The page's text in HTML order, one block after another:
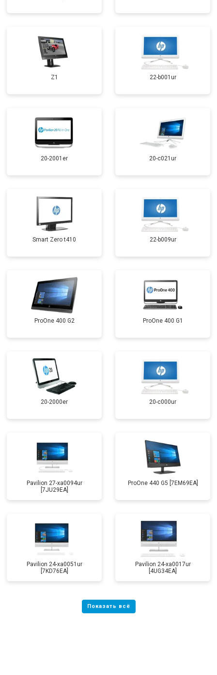
Z1 22-b001ur
20-2001er 20-c021ur
Smart Zero t410 22-b009ur
ProOne 400 G2 ProOne 400 G1
20-2000er 20-c000ur
Pavilion 27-xa0094ur
[7JU29EA]
ProOne 440 G5 [7EM69EA]
Pavilion 24-xa0051ur
[7KD76EA]
Pavilion 24-xa0017ur
[4UG34EA]